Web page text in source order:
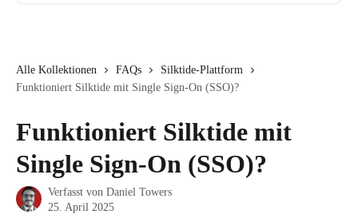
Alle Kollektionen FAQs
Silktide-Plattform
Funktioniert Silktide mit Single Sign-On (SSO)?
Funktioniert Silktide mit
Single Sign-On (SSO)?
Verfasst von Daniel Towers
25. April 2025